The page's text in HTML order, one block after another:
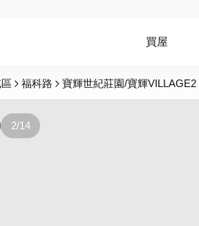
買屋
福科路 寶輝世紀莊園/寶輝VILLAGE2
2/14